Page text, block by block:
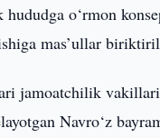
o‘rmon
mas’ullar
jamoatchilik
Navro‘z